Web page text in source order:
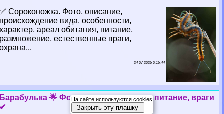
✅ Сороконожка. Фото, описание,
происхождение вида, особенности,
хаpaктер, ареал обитания, питание,
размножение, естественные враги,
охрана...
24 07 2026 0:16:44
Баpaбулька 🌟 Фото, описание, ареал, питание, враги
✔
На сайте используются cookies
Закрыть эту плашку